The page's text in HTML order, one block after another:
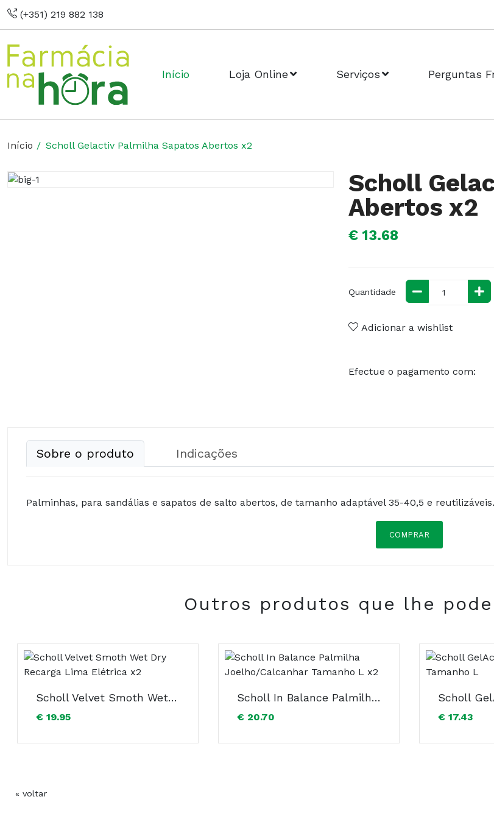
(+351) 219 882 138
Início Loja Online Serviços Perguntas
Início Scholl Gelactiv Palmilha Sapatos Abertos x2
Scholl
Abertos x2
€ 13.68
Quantidade
Adicionar a wishlist
Efectue o pagamento com:
Sobre o produto Indicações
Palminhas, para sandálias e sapatos de salto abertos, de tamanho adaptável 35-40,5 e reutilizáveis.
COMPRAR
Outros produtos que lhe
Scholl Velvet Smoth Wet Dry Recarga Lima Elétrica x2
€ 19.95
Scholl In Balance Palmilha Joelho/Calcanhar Tamanho L x2
€ 20.70 € 17.43
« voltar